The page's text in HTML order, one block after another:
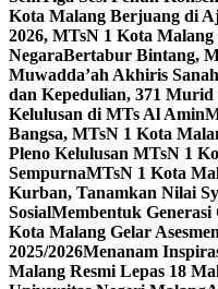
Kota Malang Berjuang di
2026, MTsN 1 Kota
NegaraBertabur Bintang,
Muwadda’ah Akhiris
dan Kepedulian, 371
Kelulusan di MTs Al Amin
Bangsa, MTsN 1 Kota
Pleno Kelulusan MTsN 1
SempurnaMTsN 1 Kota
Kurban, Tanamkan Nilai
SosialMembentuk
Kota Malang Gelar
2025/2026Menanam
Malang Resmi Lepas 18